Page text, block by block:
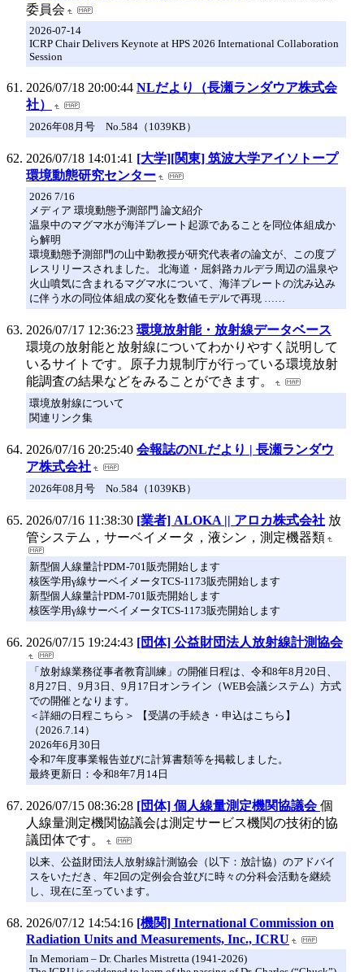
委員会
2026-07-14
ICRP Chair Delivers Keynote at HPS 2026 International Collaboration
Session
2026/07/18 20:00:44 NLだより（長瀬ランダウア株式会
社）
2026年08月号 No.584（1039KB）
2026/07/18 14:01:41 [大学][関東] 筑波大学アイソトープ
環境動態研究センター
2026 7/16
メディア 環境動態予測部門 論文紹介
温泉中のマグマ水が海洋プレート起源であることを同位体組成か
ら解明
環境動態予測部門の山中勤教授が研究代表者の論文が、この度プ
レスリリースされました。 北海道・屈斜路カルデラ周辺の温泉や
火山噴気に含まれるマグマ水について、海洋プレートの沈み込み
に伴う水の同位体組成の変化を数値モデルで再現 ……
2026/07/17 12:36:23 環境放射能・放射線データベース
環境の放射能と放射線についてわかりやすく説明して
いるサイトです。原子力規制庁が行っている環境放射
能調査の結果などをみることができます。
環境放射線について
関連リンク集
2026/07/16 20:25:40 会報誌のNLだより | 長瀬ランダウ
ア株式会社
2026年08月号 No.584（1039KB）
2026/07/16 11:38:30 [業者] ALOKA || アロカ株式会社 放
管システム，サーベイメータ，液シン，測定機器類
新型個人線量計PDM-701販売開始します
核医学用γ線サーベイメータTCS-1173販売開始します
新型個人線量計PDM-701販売開始します
核医学用γ線サーベイメータTCS-1173販売開始します
2026/07/15 19:24:43 [団体] 公益財団法人放射線計測協会
「放射線業務従事者教育訓練」の開催日程は、令和8年8月20日、
8月27日、9月3日、9月17日オンライン（WEB会議システム）方式
での開催となります。
＜詳細の日程こちら＞ 【受講の手続き・申込はこちら】
（2026.7.14）
2026年6月30日
令和7年度事業報告並びに計算書類等を掲載しました。
最終更新日：令和8年7月14日
2026/07/15 08:36:28 [団体] 個人線量測定機関協議会個
人線量測定機関協議会は測定サービス機関の技術的協
議団体です。
以来、公益財団法人放射線計測協会（以下：放計協）のアドバイ
スをいただき、年2回の定例会合並びに時々の分科会活動を継続
し、現在に至っています。
2026/07/12 14:54:16 [機関] International Commission on
Radiation Units and Measurements, Inc., ICRU
In Memoriam – Dr. Charles Mistretta (1941-2026)